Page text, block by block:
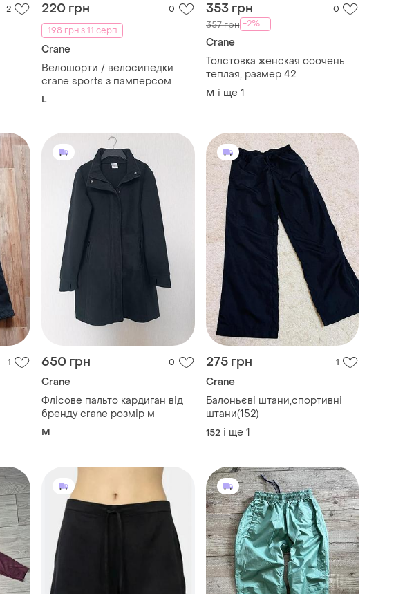
2 220 грн
0
198 грн з 11 серп
Crane
Велошорти / велосипедки
crane sports з памперсом
L
353 грн 0
357 грн -2%
Crane
Толстовка женская ооочень
теплая, размер 42.
M і ще 1
1 650 грн 0
Crane
Флісове пальто кардиган від
бренду crane розмір м
M
275 грн 1
Crane
Балоньєві штани,спортивні
штани(152)
152 і ще 1